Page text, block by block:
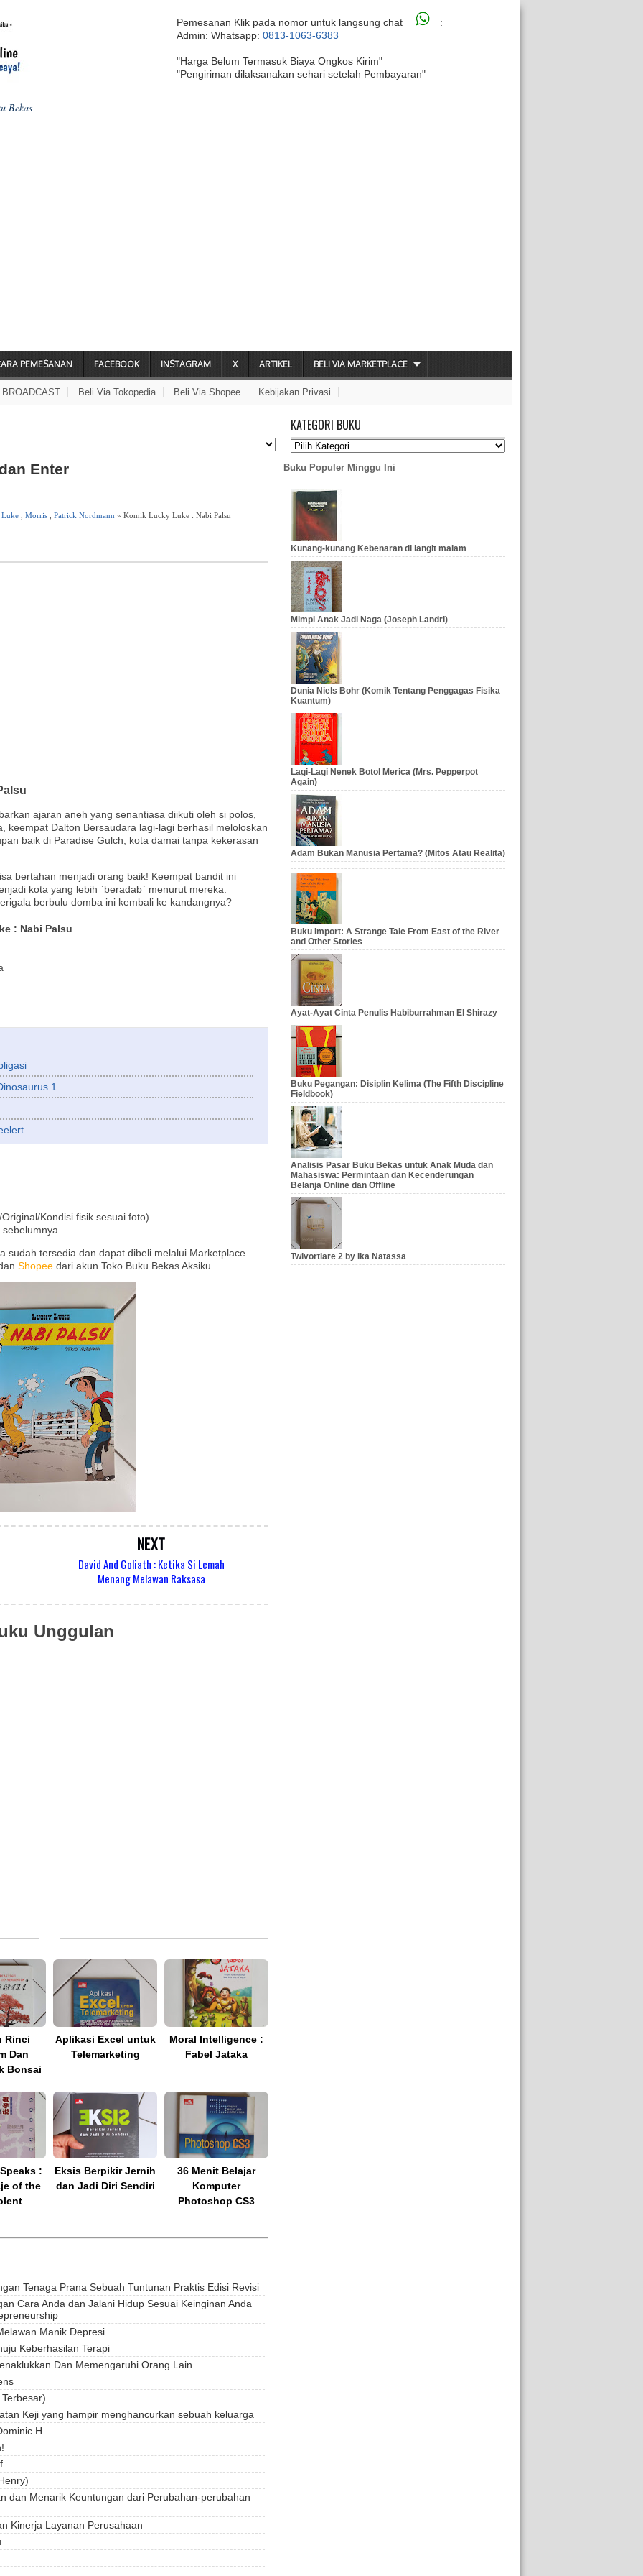
Bekas
Pemesanan Klik pada nomor untuk langsung chat
:
Admin: Whatsapp: 0813-1063-6383
"Harga Belum Termasuk Biaya Ongkos Kirim"
"Pengiriman dilaksanakan sehari setelah Pembayaran"
PEMESANAN FACEBOOK INSTAGRAM X ARTIKEL BELI VIA MARKETPLACE
Beli Via Tokopedia Beli Via Shopee Kebijakan Privasi
Enter
Morris Patrick Nordmann » Komik Lucky Luke : Nabi Palsu
ajaran aneh yang senantiasa diikuti oleh si polos,
keempat Dalton Bersaudara lagi-lagi berhasil meloloskan
baik di Paradise Gulch, kota damai tanpa kekerasan
bertahan menjadi orang baik! Keempat bandit ini
kota yang lebih `beradab` menurut mereka.
berbulu domba ini kembali ke kandangnya?
: Nabi Palsu
1
Kondisi fisik sesuai foto)
sudah tersedia dan dapat dibeli melalui Marketplace
Shopee dari akun Toko Buku Bekas Aksiku.
NEXT
David And Goliath : Ketika Si Lemah
Menang Melawan Raksasa
Unggulan
Rinci
Dan
Bonsai
Aplikasi Excel untuk
Telemarketing
Moral Intelligence :
Fabel Jataka
:
of the
Eksis Berpikir Jernih
dan Jadi Diri Sendiri
36 Menit Belajar
Komputer
Photoshop CS3
Tenaga Prana Sebuah Tuntunan Praktis Edisi Revisi
Cara Anda dan Jalani Hidup Sesuai Keinginan Anda
Manik Depresi
Keberhasilan Terapi
Dan Memengaruhi Orang Lain
Keji yang hampir menghancurkan sebuah keluarga
H
dan Menarik Keuntungan dari Perubahan-perubahan
Kinerja Layanan Perusahaan
KATEGORI BUKU
Buku Populer Minggu Ini
Kunang-kunang Kebenaran di langit malam
Mimpi Anak Jadi Naga (Joseph Landri)
Dunia Niels Bohr (Komik Tentang Penggagas Fisika
Kuantum)
Lagi-Lagi Nenek Botol Merica (Mrs. Pepperpot
Again)
Adam Bukan Manusia Pertama? (Mitos Atau Realita)
Buku Import: A Strange Tale From East of the River
and Other Stories
Ayat-Ayat Cinta Penulis Habiburrahman El Shirazy
Buku Pegangan: Disiplin Kelima (The Fifth Discipline
Fieldbook)
Analisis Pasar Buku Bekas untuk Anak Muda dan
Mahasiswa: Permintaan dan Kecenderungan
Belanja Online dan Offline
Twivortiare 2 by Ika Natassa